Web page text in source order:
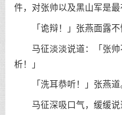
件，对张帅以及黑山军是最
「诡辩！」张燕面露不
马征淡淡说道：「张帅
析！」
「洗耳恭听！」张燕道
马征深吸口气，缓缓说